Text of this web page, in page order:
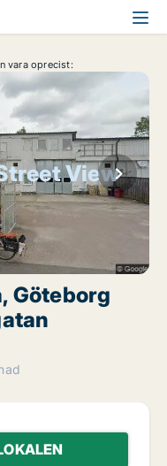
vara oprecist:
View
Göteborg